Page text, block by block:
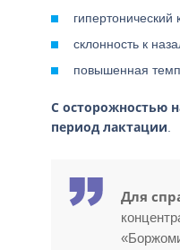
гипертонический
склонность к
повышенная
С осторожностью
период лактации
Для